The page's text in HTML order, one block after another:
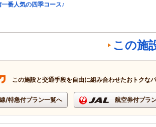
一番人気の四季コース♪
この施
この施設と交通手段を自由に組み合わせたおトクな
/特急付プラン一覧へ 航空券付プラ